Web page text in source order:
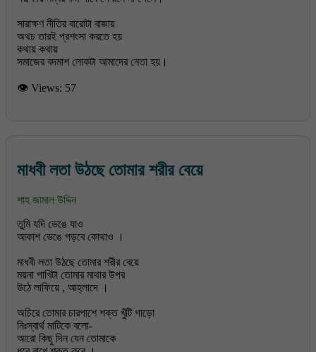
সারাক্ষণ নীতির বারোটা বাজায়
অথচ তারই প্রশংসা করতে হয়
কথায় কথায়
সমাজের বদমাশ লোকটা আমাদের নেতা হয়।
👁 Views: 57
মাধবী লতা উঠছে তোমার শরীর বেয়ে
শাহ জামাল উদ্দিন
তুমি যদি ভেঙে যাও
আকাশ ভেঙে পড়বে কোথাও ।
মাধবী লতা উঠছে তোমার শরীর বেয়ে
ময়না পাখিটা তোমার মাথার উপর
উঠে লাফিয়ে , আহ্লাদে ।
অচিরে তোমার চারপাশে শক্ত খুঁটি গাড়ো
নিঃস্বার্থ মাটিকে বলো-
আরো কিছু দিন যেন তোমাকে